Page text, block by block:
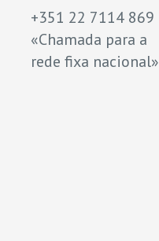
+351 22 7114 869
«Chamada para a
rede fixa nacional»